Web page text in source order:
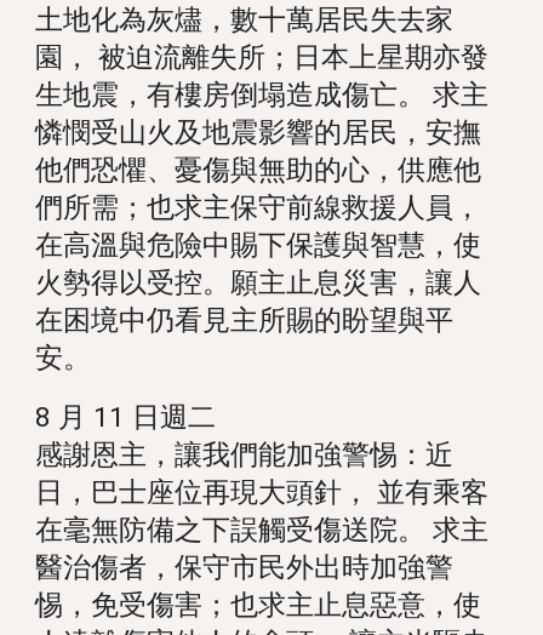
土地化為灰燼，數十萬居民失去家
園， 被迫流離失所；日本上星期亦發
生地震，有樓房倒塌造成傷亡。 求主
憐憫受山火及地震影響的居民，安撫
他們恐懼、憂傷與無助的心，供應他
們所需；也求主保守前線救援人員，
在高溫與危險中賜下保護與智慧，使
火勢得以受控。願主止息災害，讓人
在困境中仍看見主所賜的盼望與平
安。
8 月 11 日週二
感謝恩主，讓我們能加強警惕：近
日，巴士座位再現大頭針， 並有乘客
在毫無防備之下誤觸受傷送院。 求主
醫治傷者，保守市民外出時加強警
惕，免受傷害；也求主止息惡意，使